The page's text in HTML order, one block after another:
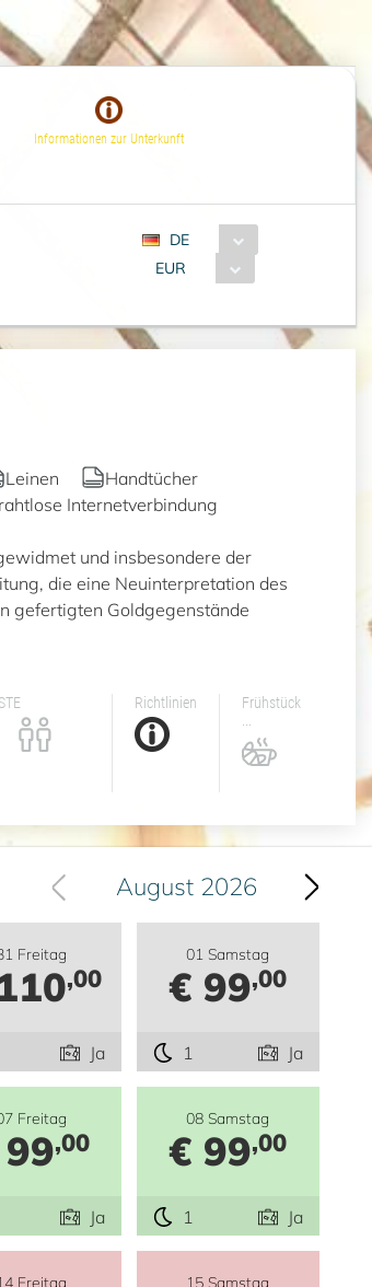
Informationen zur Unterkunft
DE
EUR
Leinen
Handtücher
Internetverbindung
und insbesondere der
die eine Neuinterpretation des
gefertigten Goldgegenstände
Richtlinien
Frühstück
...
August 2026
Freitag
,00
Ja
01 Samstag
€ 99,00
1 Ja
Freitag
,00
Ja
08 Samstag
€ 99,00
1 Ja
Freitag 15 Samstag